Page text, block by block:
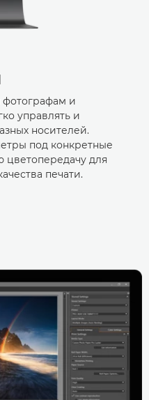
и
управлять и
носителей.
под конкретные
цветопередачу для
печати.